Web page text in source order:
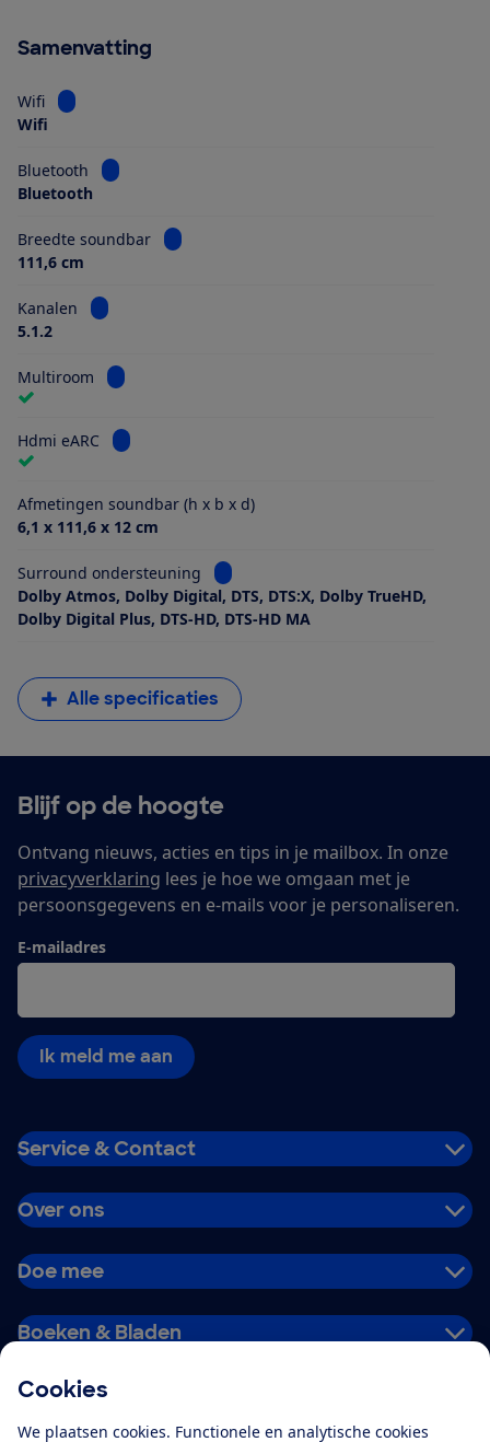
Cookies
We plaatsen cookies. Functionele en analytische cookies
Samenvatting
Wifi
Bekijk informatie voor Wifi
Wifi
Bluetooth
Bekijk informatie voor Bluetooth
Bluetooth
Breedte soundbar
Bekijk informatie voor Breedte soundbar
111,6 cm
Kanalen
Bekijk informatie voor Kanalen
5.1.2
Multiroom Bekijk informatie voor Multiroom
Hdmi eARC Bekijk informatie voor Hdmi eARC
Afmetingen soundbar (h x b x d)
6,1 x 111,6 x 12 cm
Surround ondersteuning
Bekijk informatie voor Surround
Dolby Atmos, Dolby Digital, DTS, DTS:X, Dolby TrueHD,
Dolby Digital Plus, DTS-HD, DTS-HD MA
Alle specificaties
Blijf op de hoogte
Ontvang nieuws, acties en tips in je mailbox. In onze
privacyverklaring lees je hoe we omgaan met je
persoonsgegevens en e-mails voor je personaliseren.
E-mailadres
Ik meld me aan
Service & Contact
Over ons
Doe mee
Boeken & Bladen